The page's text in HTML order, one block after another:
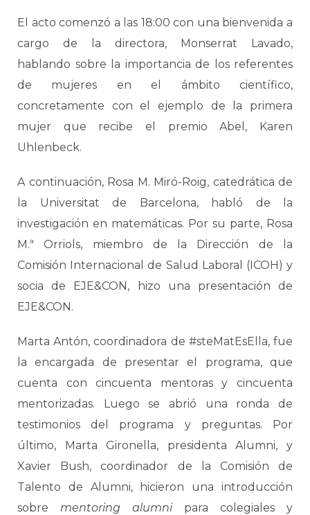
El acto comenzó a las 18:00 con una bienvenida a
cargo de la directora, Monserrat Lavado,
hablando sobre la importancia de los referentes
de mujeres en el ámbito científico,
concretamente con el ejemplo de la primera
mujer que recibe el premio Abel, Karen
Uhlenbeck.
A continuación, Rosa M. Miró-Roig, catedrática de
la Universitat de Barcelona, habló de la
investigación en matemáticas. Por su parte, Rosa
M.ª Orriols, miembro de la Dirección de la
Comisión Internacional de Salud Laboral (ICOH) y
socia de EJE&CON, hizo una presentación de
EJE&CON.
Marta Antón, coordinadora de #steMatEsElla, fue
la encargada de presentar el programa, que
cuenta con cincuenta mentoras y cincuenta
mentorizadas. Luego se abrió una ronda de
testimonios del programa y preguntas. Por
último, Marta Gironella, presidenta Alumni, y
Xavier Bush, coordinador de la Comisión de
Talento de Alumni, hicieron una introducción
sobre mentoring alumnipara colegiales y